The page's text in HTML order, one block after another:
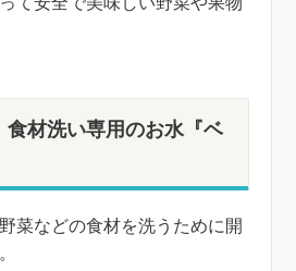
食材洗い専用のお水『ベ
菜などの食材を洗うために開